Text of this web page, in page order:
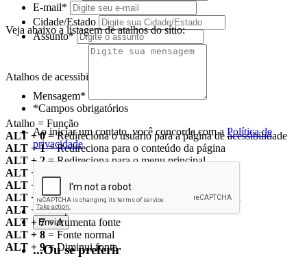
E-mail*
Cidade/Estado
Assunto*
Mensagem*
*Campos obrigatórios
Ao iniciar um contato, você concorda com a Política de
privacidade
...Ou se preferir
Veja abaixo a listagem de atalhos do sítio:
Atalhos de acessibilidade
Atalho = Função
ALT + 0= Redireciona o usuário para a página de acessibilidade
ALT + 1= Redireciona para o conteúdo da página
ALT + 2= Redireciona para o menu principal
ALT + 3
ALT + 4
= Redireciona para o rodapé
ALT + 5= Redireciona o usuário para a página inicial
ALT + 6= Aplica ou retira o alto contraste
ALT + 7= Aumenta fonte
ALT + 8 = Fonte normal
ALT + 9= Diminui fonte